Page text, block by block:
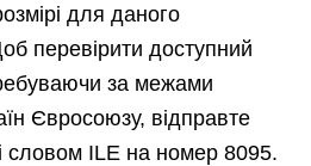
для даного
перевірити доступний
за межами
Євросоюзу, відправте
словом ILE на номер 8095.